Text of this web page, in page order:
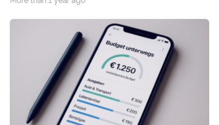
tarifgebundenen Betrieben ist der Anteil mit 72 Prozent
Unterkünfte fast überall deutlich teurer geworden. Für
viele Beschäftigte ist deshalb das zumeist im Juni oder
Juli ausgezahlte Urlaubsgeld ein wichtiger Faktor, um
sich den wohlverdienten Jahresurlaub leisten zu
können. Allerdings erhält mit 44 Prozent noch nicht
einmal die Hälfte aller Beschäftigten in der
Privatwirtschaft Urlaubsgeld. Zu diesem…